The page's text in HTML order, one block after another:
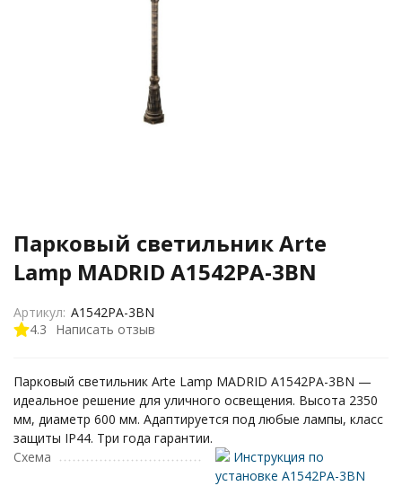
Парковый светильник Arte
Lamp MADRID A1542PA-3BN
4.3 Написать отзыв
Артикул: A1542PA-3BN
Парковый светильник Arte Lamp MADRID A1542PA-3BN —
идеальное решение для уличного освещения. Высота 2350
мм, диаметр 600 мм. Адаптируется под любые лампы, класс
защиты IP44. Три года гарантии.
Схема
Инструкция по
установке A1542PA-3BN